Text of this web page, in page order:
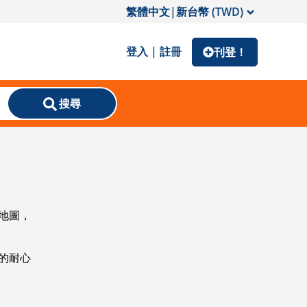
繁體中文|新台幣 (TWD)
登入 | 註冊 刊登！
搜尋
圖，
耐心